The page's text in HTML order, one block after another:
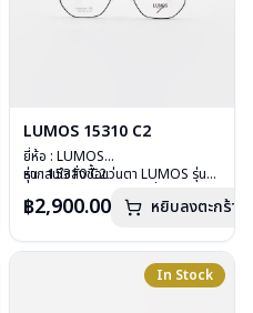
LUMOS 15310 C2
ยี่ห้อ : LUMOS
รุ่น : 15310 C2
เลนส์ : Demo Lens
น้ำหนัก : 16 กรัม
อุปกรณ์ : กล่องแว่น , ผ้าเช็ดแว่น
หากสนใจสั่งชื้อแว่นตา LUMOS รุ่น
กรุณาติดต่อเราคลิก
฿2,900.00 หยิบลงตะกร้า
In Stock